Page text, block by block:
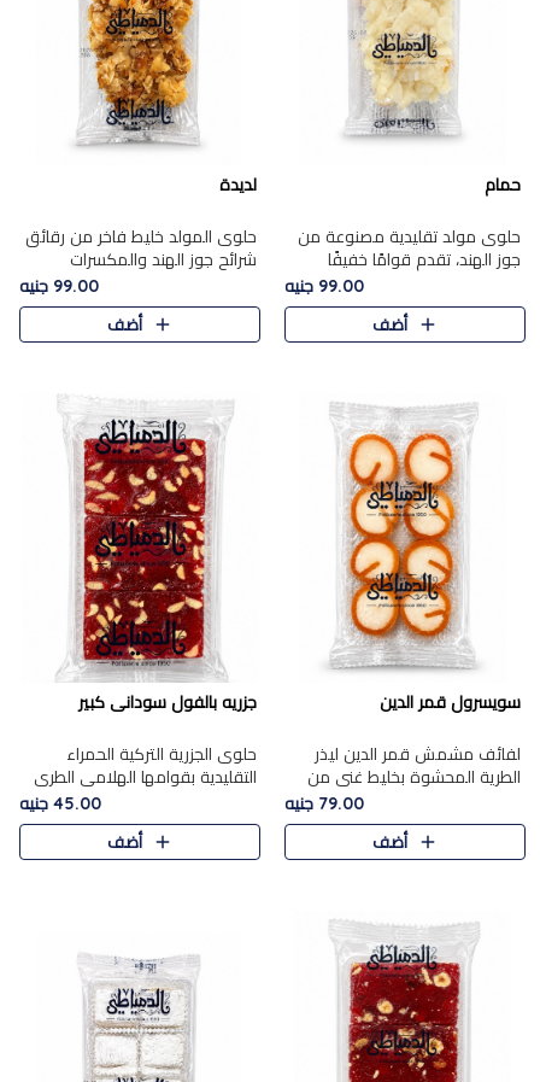
حمام
حلوى مولد تقليدية مصنوعة من
جوز الهند، تقدم قوامًا خفيفًا
ونكهة شرقية أصيلة تجسد روح
الـموسم الأعياد.
99.00 جنيه
أضف
لديدة
حلوى المولد خليط فاخر من رقائق
شرائح جوز الهند والمكسرات
المحمصة، متماسك بشراب حلاوة
الكراميل الخفيفة ليمنحك قرمشة
غنية ومذاقًا شرقيًا أصيلً..
99.00 جنيه
أضف
سويسرول قمر الدين
لفائف مشمش قمر الدين ليذر
الطرية المحشوة بخليط غني من
جوز الهند الأبيض والمكسرات
الفاخرة، يقدم المذاق الحلو
الطبيعي لقمر الدين و تجمع بين
79.00 جنيه
أضف
جزريه بالفول سودانى كبير
حلوى الجزرية التركية الحمراء
التقليدية بقوامها الهلامي الطري
ولونها الأحمر المميز، محشوة
بسخاء بالفول السوداني المحمص
لتمنحك توازنًا رائعًا ..
45.00 جنيه
أضف